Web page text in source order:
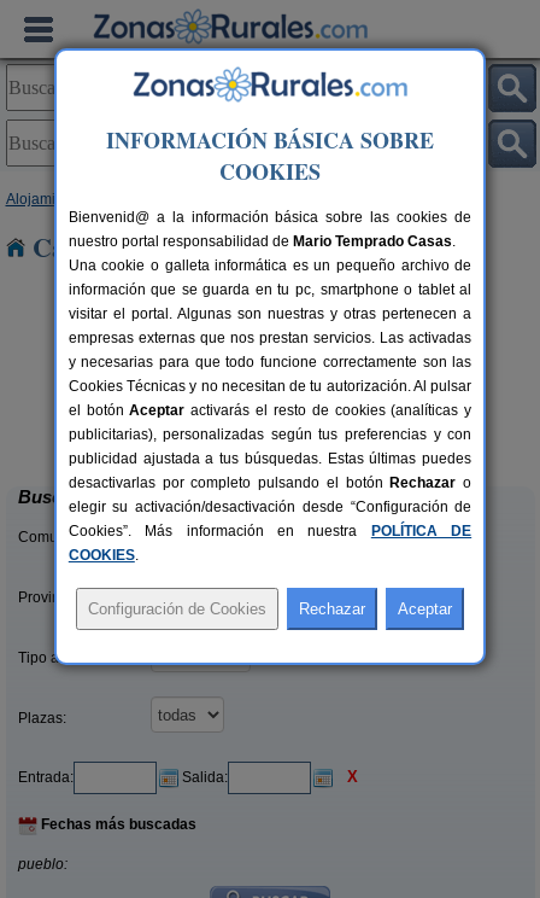
Alojamientos
Casas Rurales cerca de Cuiña
20 pers.
desde30 €
Casa de Casal
Boqueixón (A Coruña)
Buscar
Comunidades:
Provincias/Islas:
Tipo alquiler:
Plazas:
Entrada: Salida: X
Fechas más buscadas
pueblo:
INFORMACIÓN BÁSICA SOBRE
COOKIES
Bienvenid@ a la información básica sobre las cookies de
nuestro portal responsabilidad de Mario Temprado Casas.
Una cookie o galleta informática es un pequeño archivo de
información que se guarda en tu pc, smartphone o tablet al
visitar el portal. Algunas son nuestras y otras pertenecen a
empresas externas que nos prestan servicios. Las activadas
y necesarias para que todo funcione correctamente son las
Cookies Técnicas y no necesitan de tu autorización. Al pulsar
el botónAceptar activarás el resto de cookies (analíticas y
publicitarias), personalizadas según tus preferencias y con
publicidad ajustada a tus búsquedas. Estas últimas puedes
desactivarlas por completo pulsando el botón Rechazar o
elegir su activación/desactivación desde “Configuración de
Cookies”. Más información en nuestra
POLÍTICA DE
COOKIES.